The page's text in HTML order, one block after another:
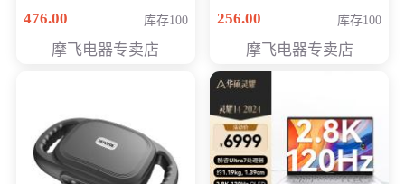
价298元
476.00 库存100
摩飞电器专卖店
员专享价格118元
256.00 库存100
摩飞电器专卖店